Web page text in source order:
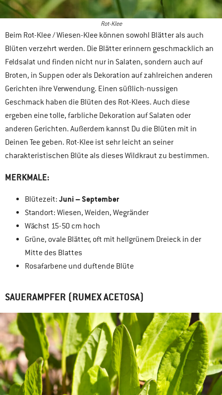
Rot-Klee
Beim Rot-Klee / Wiesen-Klee können sowohl Blätter als auch
Blüten verzehrt werden. Die Blätter erinnern geschmacklich an
Feldsalat und finden nicht nur in Salaten, sondern auch auf
Broten, in Suppen oder als Dekoration auf zahlreichen anderen
Gerichten ihre Verwendung. Einen süßlich-nussigen
Geschmack haben die Blüten des Rot-Klees. Auch diese
ergeben eine tolle, farbliche Dekoration auf Salaten oder
anderen Gerichten. Außerdem kannst Du die Blüten mit in
Deinen Tee geben. Rot-Klee ist sehr leicht an seiner
charakteristischen Blüte als dieses Wildkraut zu bestimmen.
MERKMALE:
Blütezeit: Juni – September
Standort: Wiesen, Weiden, Wegränder
Wächst 15-50 cm hoch
Grüne, ovale Blätter, oft mit hellgrünem Dreieck in der
Mitte des Blattes
Rosafarbene und duftende Blüte
SAUERAMPFER (RUMEX ACETOSA)